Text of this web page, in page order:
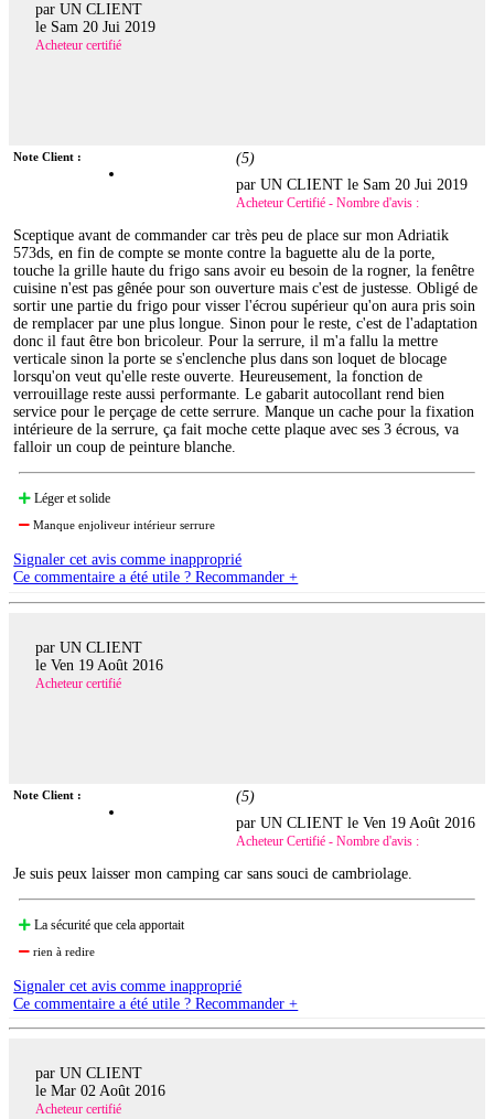
par UN CLIENT
le Sam 20 Jui 2019
Acheteur certifié
Note Client : (5)
par UN CLIENT le Sam 20 Jui 2019
Acheteur Certifié - Nombre d'avis :
Sceptique avant de commander car très peu de place sur mon Adriatik
573ds, en fin de compte se monte contre la baguette alu de la porte,
touche la grille haute du frigo sans avoir eu besoin de la rogner, la fenêtre
cuisine n'est pas gênée pour son ouverture mais c'est de justesse. Obligé de
sortir une partie du frigo pour visser l'écrou supérieur qu'on aura pris soin
de remplacer par une plus longue. Sinon pour le reste, c'est de l'adaptation
donc il faut être bon bricoleur. Pour la serrure, il m'a fallu la mettre
verticale sinon la porte se s'enclenche plus dans son loquet de blocage
lorsqu'on veut qu'elle reste ouverte. Heureusement, la fonction de
verrouillage reste aussi performante. Le gabarit autocollant rend bien
service pour le perçage de cette serrure. Manque un cache pour la fixation
intérieure de la serrure, ça fait moche cette plaque avec ses 3 écrous, va
falloir un coup de peinture blanche.
Léger et solide
Manque enjoliveur intérieur serrure
Signaler cet avis comme inapproprié
Ce commentaire a été utile ? Recommander +
par UN CLIENT
le Ven 19 Août 2016
Acheteur certifié
Note Client : (5)
par UN CLIENT leVen 19 Août 2016
Acheteur Certifié - Nombre d'avis :
Je suis peux laisser mon camping car sans souci de cambriolage.
La sécurité que cela apportait
rien à redire
Signaler cet avis comme inapproprié
Ce commentaire a été utile ? Recommander +
par UN CLIENT
le Mar 02 Août 2016
Acheteur certifié